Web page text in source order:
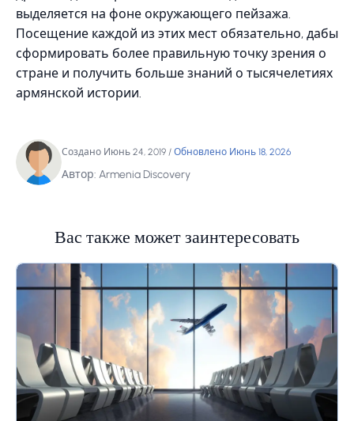
выделяется на фоне окружающего пейзажа.
Посещение каждой из этих мест обязательно, дабы
сформировать более правильную точку зрения о
стране и получить больше знаний о тысячелетиях
армянской истории.
Создано Июнь 24, 2019 / Обновлено Июнь 18, 2026
Автор: Armenia Discovery
Вас также может заинтересовать